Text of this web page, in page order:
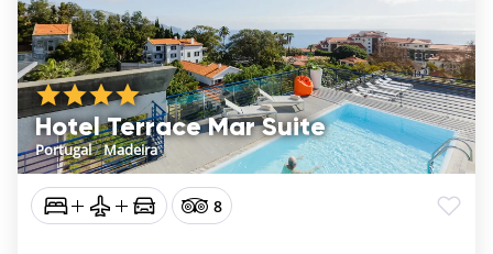
Hotel Terrace Mar Suite
Portugal/Madeira
8